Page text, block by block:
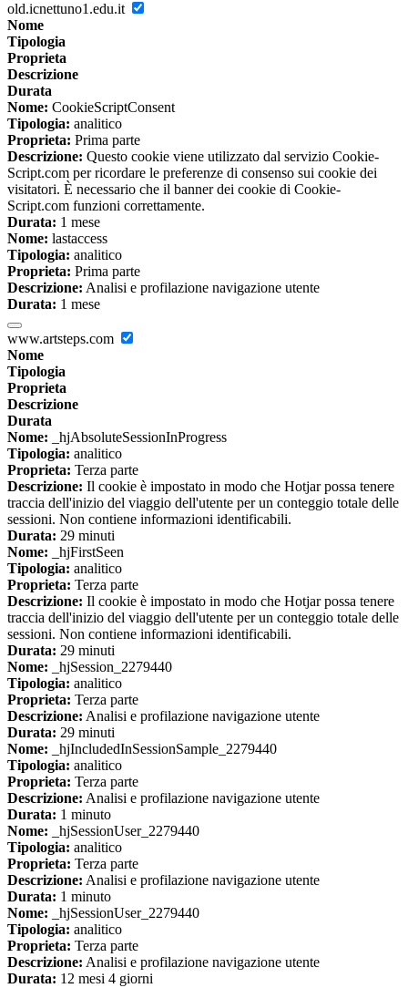
old.icnettuno1.edu.it
Nome
Tipologia
Proprieta
Descrizione
Durata
Nome: CookieScriptConsent
Tipologia: analitico
Proprieta: Prima parte
Descrizione: Questo cookie viene utilizzato dal servizio Cookie-
Script.com per ricordare le preferenze di consenso sui cookie dei
visitatori. È necessario che il banner dei cookie di Cookie-
Script.com funzioni correttamente.
Durata: 1 mese
Nome: lastaccess
Tipologia: analitico
Proprieta: Prima parte
Descrizione: Analisi e profilazione navigazione utente
Durata: 1 mese
www.artsteps.com
Nome
Tipologia
Proprieta
Descrizione
Durata
Nome: _hjAbsoluteSessionInProgress
Tipologia: analitico
Proprieta: Terza parte
Descrizione: Il cookie è impostato in modo che Hotjar possa tenere
traccia dell'inizio del viaggio dell'utente per un conteggio totale delle
sessioni. Non contiene informazioni identificabili.
Durata: 29 minuti
Nome: _hjFirstSeen
Tipologia: analitico
Proprieta: Terza parte
Descrizione: Il cookie è impostato in modo che Hotjar possa tenere
traccia dell'inizio del viaggio dell'utente per un conteggio totale delle
sessioni. Non contiene informazioni identificabili.
Durata: 29 minuti
Nome: _hjSession_2279440
Tipologia: analitico
Proprieta: Terza parte
Descrizione: Analisi e profilazione navigazione utente
Durata: 29 minuti
Nome: _hjIncludedInSessionSample_2279440
Tipologia: analitico
Proprieta: Terza parte
Descrizione: Analisi e profilazione navigazione utente
Durata: 1 minuto
Nome: _hjSessionUser_2279440
Tipologia: analitico
Proprieta: Terza parte
Descrizione: Analisi e profilazione navigazione utente
Durata: 1 minuto
Nome: _hjSessionUser_2279440
Tipologia: analitico
Proprieta: Terza parte
Descrizione: Analisi e profilazione navigazione utente
Durata: 12 mesi 4 giorni